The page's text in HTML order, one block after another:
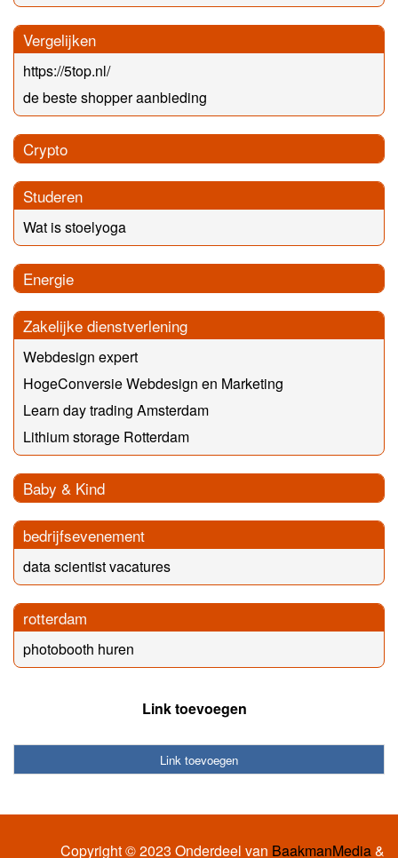
Vergelijken
https://5top.nl/
de beste shopper aanbieding
Crypto
Studeren
Wat is stoelyoga
Energie
Zakelijke dienstverlening
Webdesign expert
HogeConversie Webdesign en Marketing
Learn day trading Amsterdam
Lithium storage Rotterdam
Baby & Kind
bedrijfsevenement
data scientist vacatures
rotterdam
photobooth huren
Link toevoegen
Link toevoegen
Copyright © 2023 Onderdeel van BaakmanMedia&